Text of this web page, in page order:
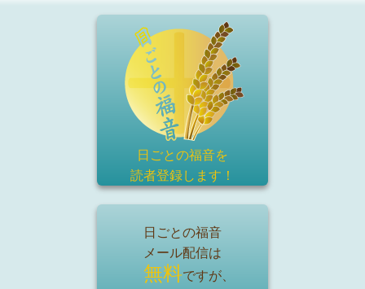
日ごとの福音を
読者登録します！
日ごとの福音
メール配信は
無料ですが、